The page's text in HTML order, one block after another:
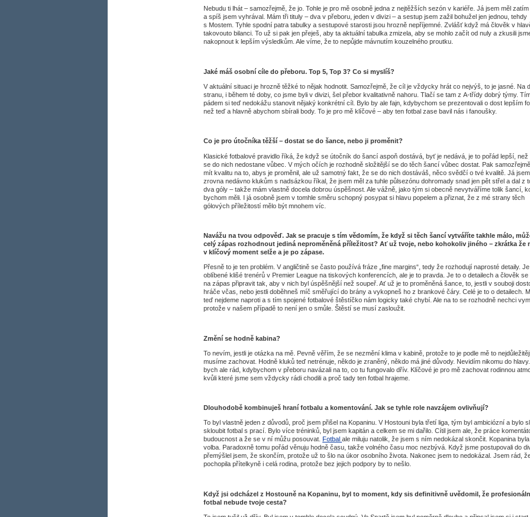
Nebudu ti lhát – samozřejmě, že jo. Tohle je pro mě osobně jedna z nejtěžších sezón v kariéře. Já jsem měl
a spíš jsem vyhrával. Mám tři tituly – dva v přeboru, jeden v divizi – a sestup jsem zažil bohužel jen jednou, tehdy
s Mostem. Tyhle spodní patra tabulky a sestupové starosti jsou hrozně nepříjemné. Zvlášť když má člověk v
takovouto bilanci. To už si pak jen přeješ, aby ta aktuální tabulka zmizela, aby se mohlo začít od nuly a zkusili
nakopnout k lepším výsledkům. Ale víme, že to nepůjde mávnutím kouzelného proutku.
Jaké máš osobní cíle do přeboru. Top 5, Top 3? Co si myslíš?
V aktuální situaci je hrozně těžké to nějak hodnotit. Samozřejmě, že cíl je vždycky hrát co nejvýš, to je jasné. Na
stranu, i během té doby, co jsme byli v divizi, šel přebor kvalitativně nahoru. Tlačí se tam z A-třídy dobrý týmy.
pádem si teď nedokážu stanovit nějaký konkrétní cíl. Bylo by ale fajn, kdybychom se prezentovali o dost lepším
než teď a hlavně abychom sbírali body. To je pro mě klíčové – aby ten fotbal zase bavil nás i fanoušky.
Co je pro útočníka těžší – dostat se do šance, nebo ji proměnit?
Klasické fotbalové pravidlo říká, že když se útočník do šancí aspoň dostává, byť je nedává, je to pořád lepší, než
se do nich nedostane vůbec. V mých očích je rozhodně složitější se do těch šancí vůbec dostat. Pak
mít kvalitu na to, abys je proměnil, ale už samotný fakt, že se do nich dostáváš, něco svědčí o tvé kvalitě. Já jsem
zrovna nedávno klukům s nadsázkou říkal, že jsem měl za tuhle půlsezónu dohromady snad jen pět střel a dal z
dva góly – takže mám vlastně docela dobrou úspěšnost. Ale vážně, jako tým si obecně nevytváříme tolik šancí,
bychom měli. I já osobně jsem v tomhle směru schopný posypat si hlavu popelem a přiznat, že z mé strany těch
gólových příležitostí mělo být mnohem víc.
Navážu na tvou odpověď. Jak se pracuje s tím vědomím, že když si těch šancí vytváříte takhle málo,
celý zápas rozhodnout jediná neproměněná příležitost? Ať už tvoje, nebo kohokoliv jiného – zkrátka že
v klíčový moment selže a je po zápase.
Přesně to je ten problém. V angličtině se často používá fráze „fine margins“, tedy že rozhodují naprosté detaily.
oblíbené klišé trenérů v Premier League na tiskových konferencích, ale je to pravda. Je to o detailech a člověk se
na zápas připravit tak, aby v nich byl úspěšnější než soupeř. Ať už je to proměněná šance, to, jestli v souboji
hráče včas, nebo jestli doběhneš míč směřující do brány a vykopneš ho z brankové čáry. Celé je to o detailech.
teď nejdeme naproti a s tím spojené fotbalové štěstíčko nám logicky také chybí. Ale na to se rozhodně nechci
protože v našem případě to není jen o smůle. Štěstí se musí zasloužit.
Změní se hodně kabina?
To nevím, jestli je otázka na mě. Pevně věřím, že se nezmění klima v kabině, protože to je podle mě to
musíme zachovat. Hodně kluků teď netrénuje, někdo je zraněný, někdo má jiné důvody. Nevidím nikomu do
bych ale rád, kdybychom v přeboru navázali na to, co tu fungovalo dřív. Klíčové je pro mě zachovat rodinnou
kvůli které jsme sem vždycky rádi chodili a proč tady ten fotbal hrajeme.
Dlouhodobě kombinuješ hraní fotbalu a komentování. Jak se tyhle role navzájem ovlivňují?
To byl vlastně jeden z důvodů, proč jsem přišel na Kopaninu. V Hostouni byla třetí liga, tým byl ambiciózní a bylo
skloubit fotbal s prací. Bylo více tréninků, byl jsem kapitán a celkem se mi dařilo. Cítil jsem ale, že práce
budoucnost a že se v ní můžu posouvat.
Fotbal ale miluju natolik, že jsem s ním nedokázal skončit. Kopanina byla
volba. Paradoxně tomu pořád věnuju hodně času, takže volného času moc nezbývá. Když jsme postupovali do
přemýšlel jsem, že skončím, protože už to šlo na úkor osobního života. Nakonec jsem to nedokázal. Jsem rád,
pochopila přítelkyně i celá rodina, protože bez jejich podpory by to nešlo.
Když jsi odcházel z Hostouně na Kopaninu, byl to moment, kdy sis definitivně uvědomil, že
fotbal nebude tvoje cesta?